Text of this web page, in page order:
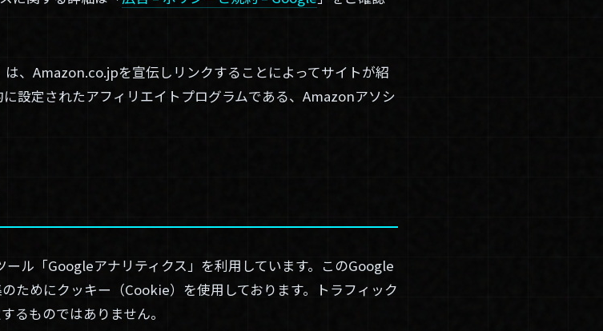
01. About
、Amazon.co.jpを宣伝しリンクすることによってサイトが紹
設定されたアフィリエイトプログラムである、Amazonアソシ
ル「Googleアナリティクス」を利用しています。このGoogle
ためにクッキー（Cookie）を使用しております。トラフィック
るものではありません。